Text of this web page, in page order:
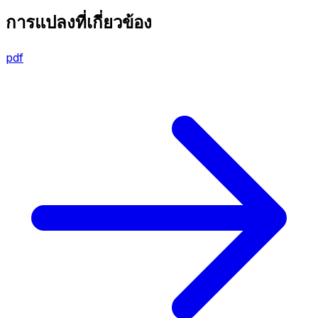
การแปลงที่เกี่ยวข้อง
pdf